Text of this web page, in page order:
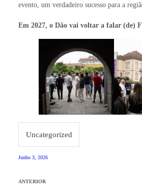
evento, um verdadeiro sucesso para a
Em 2027, o Dão vai voltar a falar (de)
Uncategorized
Junho 3, 2026
ANTERIOR